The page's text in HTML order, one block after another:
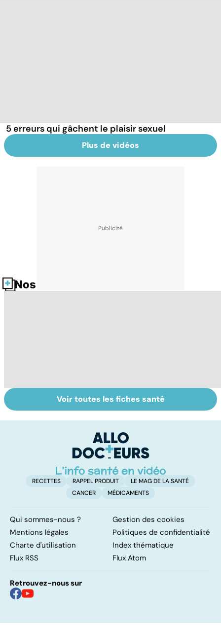
5 erreurs qui gâchent le plaisir sexuel
Plus de vidéos
Nos fiches santé
Sexualité,
infertilité et
Le sperme : son
odeur, sa couleur,
Voir toutes les fiches santé
RECETTES RAPPEL PRODUIT
LE MAG DE LA SANTÉ
CANCER
MÉDICAMENTS
Qui sommes-nous ?
Gestion des cookies
Mentions légales
Politiques de confidentialité
Charte d'utilisation
Index thématique
Flux RSS
Flux Atom
Retrouvez-nous sur